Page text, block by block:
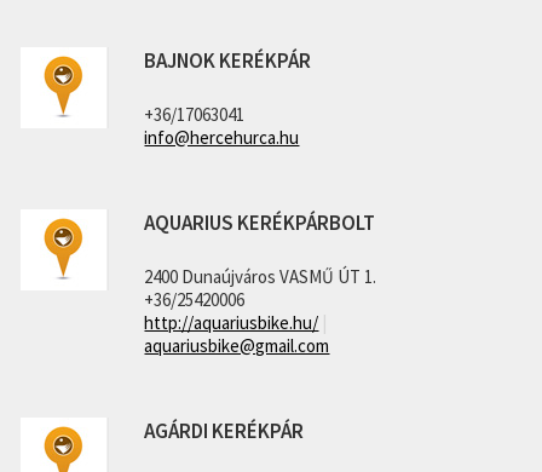
BAJNOK KERÉKPÁR
+36/17063041
info@hercehurca.hu
AQUARIUS KERÉKPÁRBOLT
2400 Dunaújváros VASMŰ ÚT 1.
+36/25420006
http://aquariusbike.hu/ |
aquariusbike@gmail.com
AGÁRDI KERÉKPÁR